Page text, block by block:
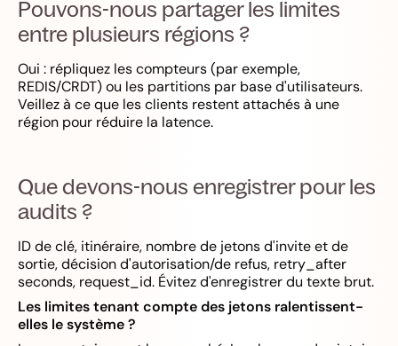
Pouvons-nous partager les limites
entre plusieurs régions ?
Oui : répliquez les compteurs (par exemple,
REDIS/CRDT) ou les partitions par base d'utilisateurs.
Veillez à ce que les clients restent attachés à une
région pour réduire la latence.
Que devons-nous enregistrer pour les
audits ?
ID de clé, itinéraire, nombre de jetons d'invite et de
sortie, décision d'autorisation/de refus, retry_after
seconds, request_id. Évitez d'enregistrer du texte brut.
Les limites tenant compte des jetons ralentissent-
elles le système ?